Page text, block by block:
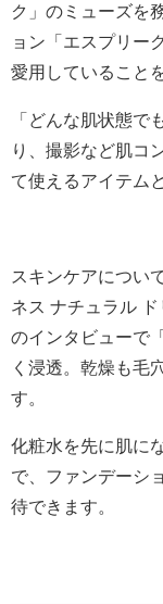
ク」のミューズを
ョン「エスプリー
愛用していること
「どんな肌状態で
り、撮影など肌コ
て使えるアイテム
スキンケアについ
ネス ナチュラル
のインタビューで
く浸透。乾燥も毛
す。
化粧水を先に肌に
で、ファンデーシ
待できます。